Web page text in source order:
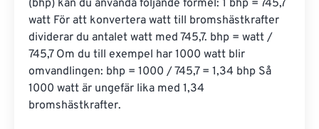
(bhp) kan du använda följande formel: 1 bhp = 745,7
watt För att konvertera watt till bromshästkrafter
dividerar du antalet watt med 745,7. bhp = watt /
745,7 Om du till exempel har 1000 watt blir
omvandlingen: bhp = 1000 / 745,7 = 1,34 bhp Så
1000 watt är ungefär lika med 1,34
bromshästkrafter.